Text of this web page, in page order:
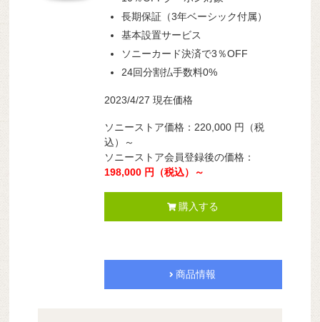
長期保証（3年ベーシック付属）
基本設置サービス
ソニーカード決済で3％OFF
24回分割払手数料0%
2023/4/27 現在価格
ソニーストア価格：220,000 円（税
込）～
ソニーストア会員登録後の価格：
198,000 円（税込）～
購入する
商品情報